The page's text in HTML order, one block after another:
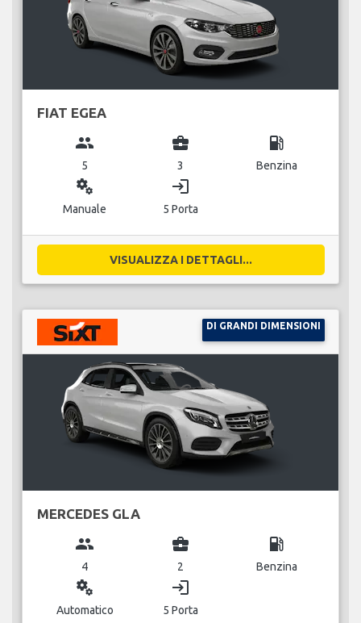
FIAT EGEA
group
5
business_center
3
local_gas_station
Benzina
miscellaneous_services
Manuale
login
5 Porta
VISUALIZZA I DETTAGLI...
DI GRANDI DIMENSIONI
MERCEDES GLA
group
4
business_center
2
local_gas_station
Benzina
miscellaneous_services
Automatico
login
5 Porta